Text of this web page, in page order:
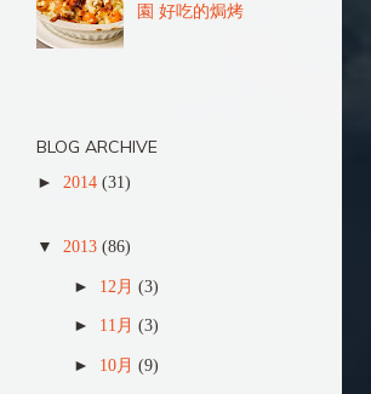
園 好吃的焗烤
BLOG ARCHIVE
► 2014 (31)
▼ 2013 (86)
► 12月 (3)
► 11月 (3)
► 10月 (9)